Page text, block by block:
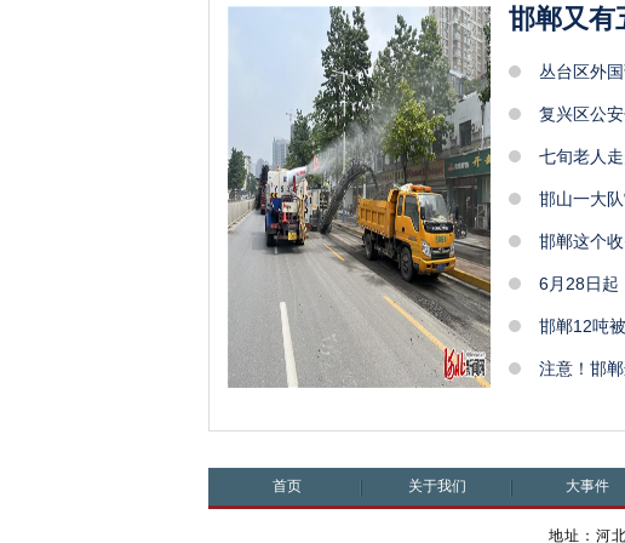
邯郸又有
丛台区外
复兴区公
七旬老人
邯山一大
邯郸这个
6月28日起
邯郸12吨
注意！邯
首页 关于我们 大事件
地址：河